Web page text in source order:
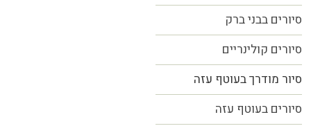
סיורים בבני ברק
סיורים קולינריים
סיור מודרך בעוטף עזה
סיורים בעוטף עזה